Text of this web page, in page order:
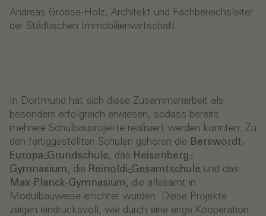
Andreas Grosse-Holz, Architekt und Fachbereichsleiter
der Städtischen Immobilienwirtschaft
In Dortmund hat sich diese Zusammenarbeit als
besonders erfolgreich erwiesen, sodass bereits
mehrere Schulbauprojekte realisiert werden konnten. Zu
den fertiggestellten Schulen gehören die Berswordt-
Europa-Grundschule, das Heisenberg-
Gymnasium, die Reinoldi-Gesamtschule und das
Max-Planck-Gymnasium, die allesamt in
Modulbauweise errichtet wurden. Diese Projekte
zeigen eindrucksvoll, wie durch eine enge Kooperation